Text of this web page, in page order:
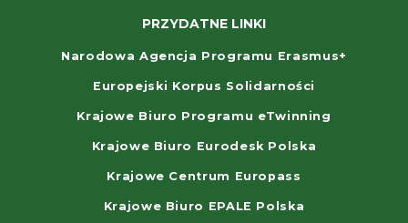
PRZYDATNE LINKI
Narodowa Agencja Programu Erasmus+
Europejski Korpus Solidarności
Krajowe Biuro Programu eTwinning
Krajowe Biuro Eurodesk Polska
Krajowe Centrum Europass
Krajowe Biuro EPALE Polska